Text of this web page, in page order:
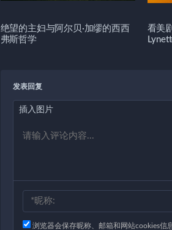
绝望的主妇与阿尔贝·加缪的西西
弗斯哲学
看美
发表回复
插入图片
浏览器会保存昵称、邮箱和网站cookies信